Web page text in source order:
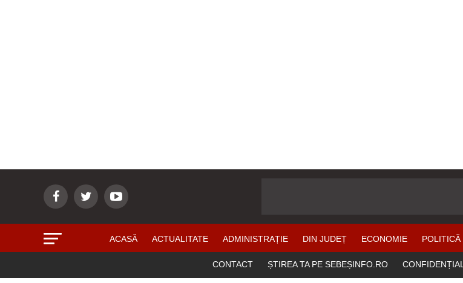
ACASĂ ACTUALITATE ADMINISTRAȚIE DIN JUDEȚ ECONOMIE POLITICĂ
CONTACT ȘTIREA TA PE SEBEȘINFO.RO